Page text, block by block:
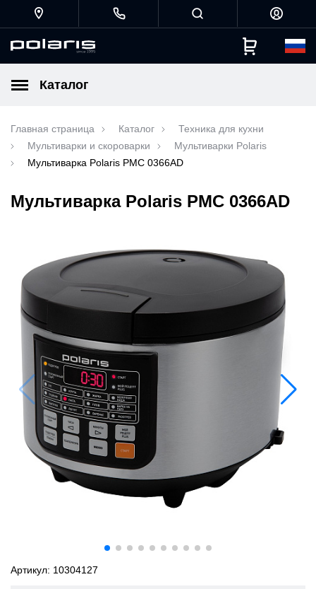
Каталог
Главная страница Каталог
Техника для кухни
Мультиварки и скороварки
Мультиварки Polaris
Мультиварка Polaris PMC 0366AD
Мультиварка Polaris PMC 0366AD
Артикул: 10304127